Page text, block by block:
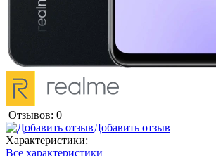
Отзывов: 0
Добавить отзыв
Характеристики:
Все характеристики